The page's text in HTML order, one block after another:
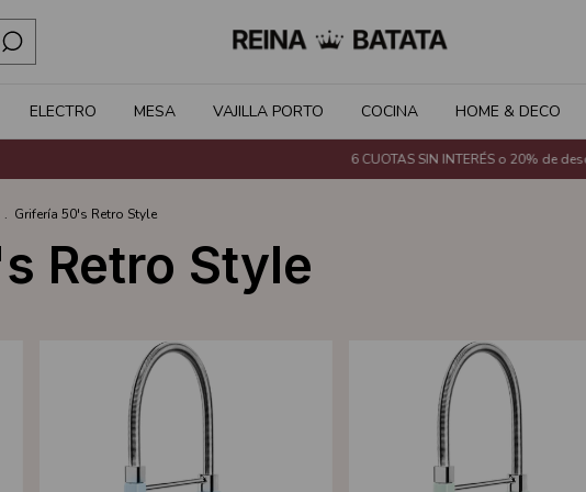
ELECTRO MESA VAJILLA PORTO COCINA HOME & DECO
6 CUOTAS SIN INTERÉS o 20% de
. Grifería 50's Retro Style
Retro Style